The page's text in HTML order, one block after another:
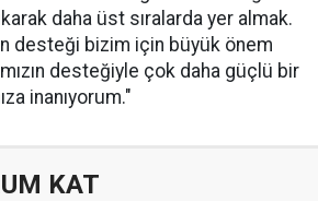
daha üst sıralarda yer almak.
desteği bizim için büyük önem
desteğiyle çok daha güçlü bir
inanıyorum."
KAT